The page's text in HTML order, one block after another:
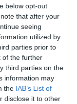
below opt-out
that after your
seeing
utilized by
parties prior to
of the further
third parties on the
information may
the IAB’s List of
disclose it to other
Feyenoord-
op'
één na
nieuwe